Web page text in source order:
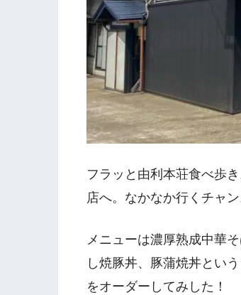
フラッと由利本荘食べ歩
店へ。なかなか行くチャ
メニューは濃厚熟成中華
し焼豚丼、豚蒲焼丼とい
をオーダーしてみした！